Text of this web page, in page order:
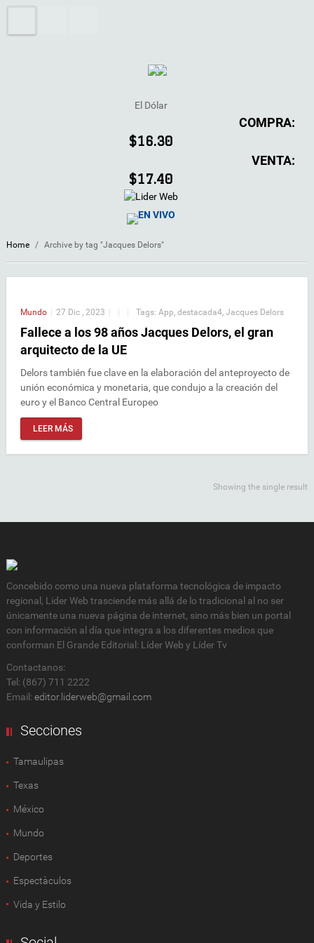
El Dólar
COMPRA:
$16.30
VENTA:
$17.40
EN VIVO
Home / Archive by tag "Jacques Delors"
Mundo | 27 Dic , 2023 | | | Tags: App destacada4 Jacques Delors
Fallece a los 98 años Jacques Delors, el gran
arquitecto de la UE
Delors también fue clave en la elaboración del anteproyecto de
unión económica y monetaria, que condujo a la creación del
euro y el Banco Central Europeo
LEER MÁS
Showing the single result
Concebido como una nueva plataforma tecnológica de impacto
regional, Lider Web trasciende más allá de lo tradicional al no ser
únicamente una nueva página de internet, sino más bien un portal
con información al día que integra a los diferentes medios que
conforman El Grande Editorial: Líder Web y Líder Tv
Contactanos:
Tel: (867) 711 2222
Email: editor.liderweb@gmail.com
Secciones
Tamaulipas
Texas
México
Mundo
Deportes
Espectàculos
Vida y Estilo